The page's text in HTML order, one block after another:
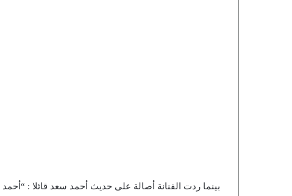
بينما ردت الفنانة أصالة على حديث أحمد سعد قائلا :